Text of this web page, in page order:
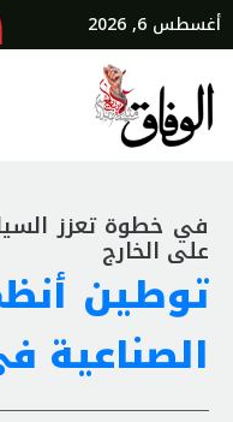
أغسطس 6, 2026
في خطوة تعزز
على الخارج
توطين
الصناعية